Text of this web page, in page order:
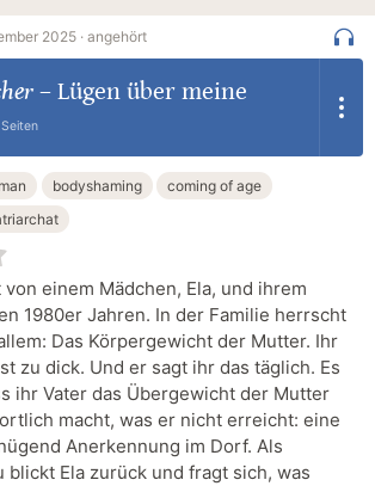
2025 · angehört
– Lügen über meine
bodyshaming
coming of age
einem Mädchen, Ela, und ihrem
1980er Jahren. In der Familie herrscht
Das Körpergewicht der Mutter. Ihr
zu dick. Und er sagt ihr das täglich. Es
ihr Vater das Übergewicht der Mutter
macht, was er nicht erreicht: eine
Anerkennung im Dorf. Als
blickt Ela zurück und fragt sich, was